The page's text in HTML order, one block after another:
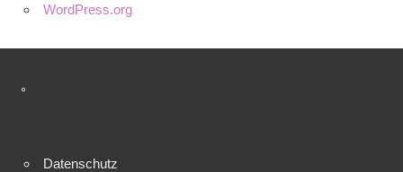
WordPress.org
°
Datenschutz